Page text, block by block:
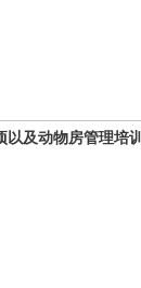
及动物房管理培训